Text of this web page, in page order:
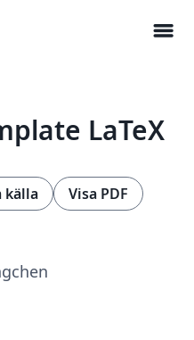
menu
LaTeX
källa Visa PDF